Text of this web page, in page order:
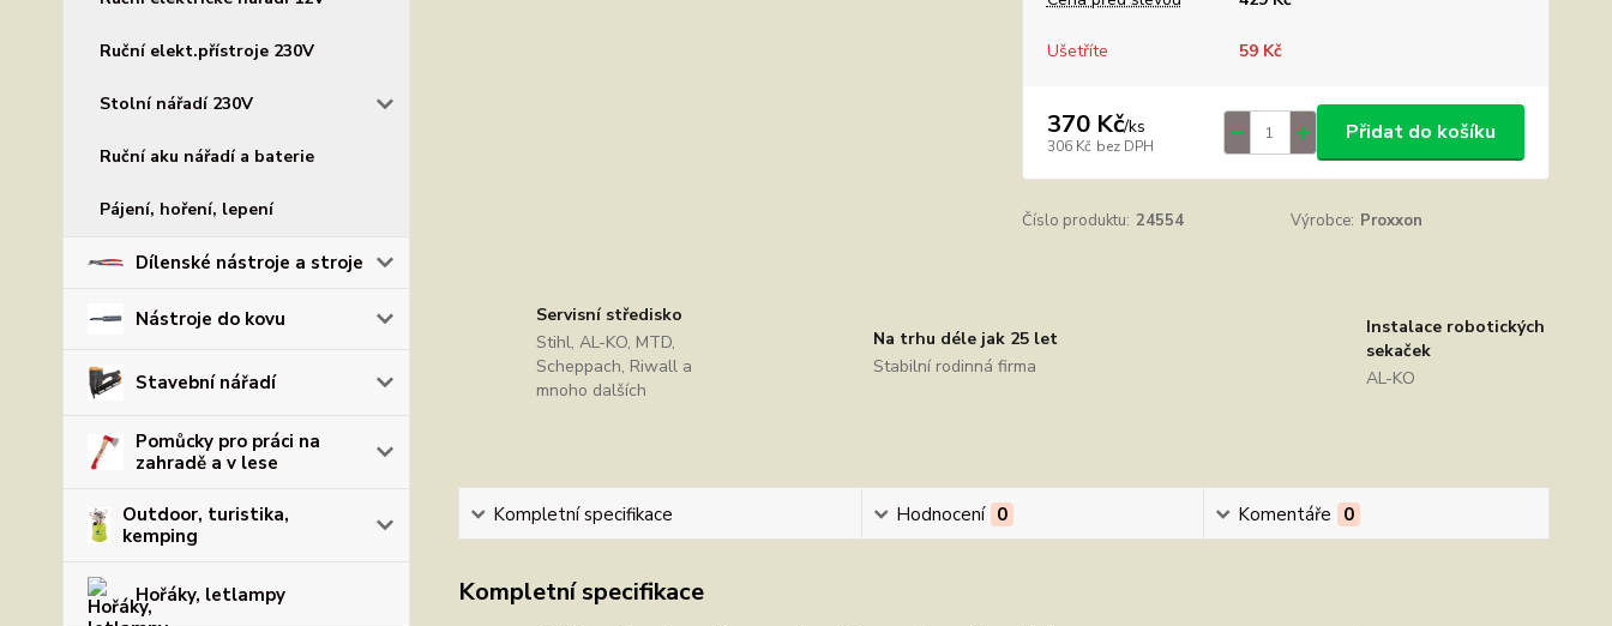
Ruční elekt.přístroje 230V
Stolní nářadí 230V
Ruční aku nářadí a baterie
Pájení, hoření, lepení
Dílenské nástroje a stroje
Nástroje do kovu
Stavební nářadí
Pomůcky pro práci na
zahradě a v lese
Outdoor, turistika,
kemping
Hořáky, letlampy
Ušetříte 59 Kč
370 Kč/ks
306 Kč bez DPH
Přidat do košíku
Číslo produktu: 24554 Výrobce: Proxxon
Servisní středisko
Stihl, AL-KO, MTD,
Scheppach, Riwall a
mnoho dalších
Na trhu déle jak 25 let
Stabilní rodinná firma
Instalace robotických
sekaček
AL-KO
Kompletní specifikace Hodnocení 0 Komentáře 0
Kompletní specifikace